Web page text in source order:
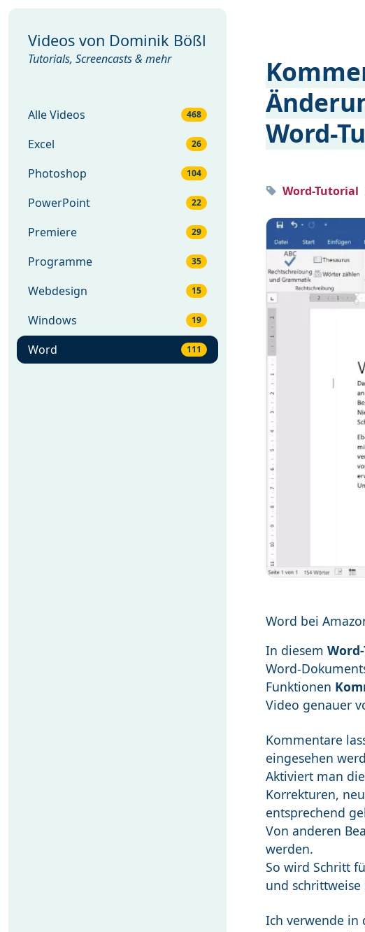
Word-
Word-Tutorial
Word bei
In diesem
Word-
Funktionen
Video genauer
Kommentare
eingesehen
Aktiviert man
Korrekturen,
entsprechend
Von anderen
werden.
So wird Schritt
und
Ich verwende in
Videos von Dominik Bößl
Tutorials, Screencasts & mehr
Alle Videos 468
Excel 26
Photoshop 104
PowerPoint 22
Premiere 29
Programme 35
Webdesign 15
Windows 19
Word 111